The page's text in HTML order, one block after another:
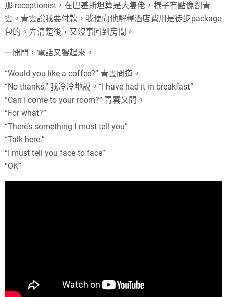
那 receptionist，在巴基斯坦算是大隻佬，樣子有點像劉青
雲。青雲說我要付款，我便向他解釋酒店費用是徒步package
包的。弄清楚後，又沒事回到房間。
一開門，電話又響起來。
“Would you like a coffee?” 青雲問道。
“No thanks,” 我冷冷地說。“I have had it in breakfast”
“Can I come to your room?” 青雲又問。
“For what?”
“There’s something I must tell you”
“Talk here.”
“I must tell you face to face”
“OK”